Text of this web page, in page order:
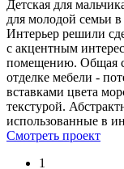
Детская для
для молодой семьи
Интерьер решили
с акцентным
помещению. Общая
отделке мебели -
вставками цвета
текстурой.
использованные в
Смотреть проект
1